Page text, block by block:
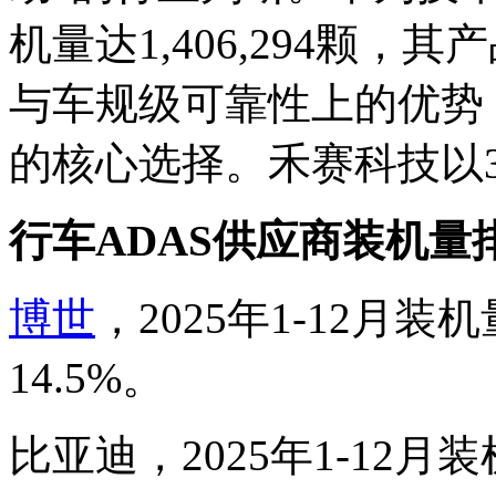
机量达1,406,294颗，其
与车规级可靠性上的优
的核心选择。禾赛科技
行车ADAS供应商装机量
博世 ，2025年1-12月装
14.5%。
比亚迪，2025年1-12月